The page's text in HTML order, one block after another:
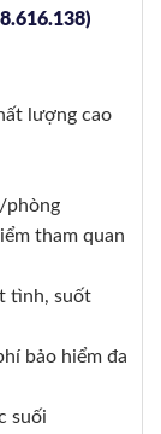
lượng cao
phòng
tham quan
tình, suốt
bảo hiểm đa
suối